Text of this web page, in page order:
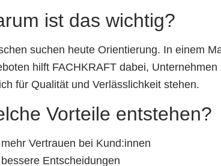
ist das wichtig?
suchen heute Orientierung. In einem
hilft FACHKRAFT dabei,
für Qualität und Verlässlichkeit stehen.
Vorteile entstehen?
mehr Vertrauen bei Kund:innen
bessere Entscheidungen